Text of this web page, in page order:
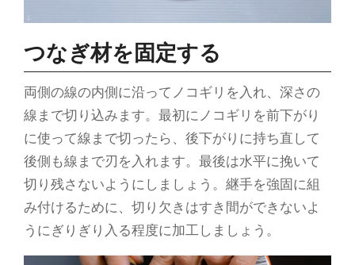
つなぎ材を固定する
両側の線の内側に沿ってノコギリを入れ、深さの
線まで切り込みます。最初にノコギリを前下がり
に使って線まで切ったら、後下がりに持ち直して
後側も線まで刃を入れます。最後は水平に挽いて
切り残さないようにしましょう。継手を強固に組
み付けるために、切り欠きはすき間ができないよ
うにぎりぎり入る程度に加工しましょう。